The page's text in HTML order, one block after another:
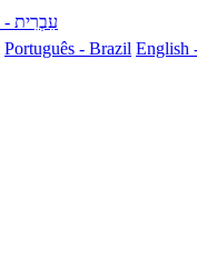
עִבְרִית - Israel
Português - Brazil English